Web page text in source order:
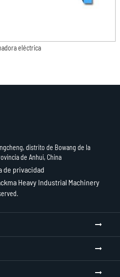
eléctrica
distrito de Bowang de la
de Anhui, China
de privacidad
Heavy Industrial Machinery